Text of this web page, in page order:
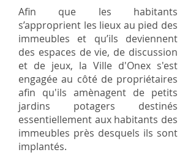
Afin que les habitants
s’approprient les lieux au pied des
immeubles et qu’ils deviennent
des espaces de vie, de discussion
et de jeux, la Ville d'Onex s'est
engagée au côté de propriétaires
afin qu'ils amènagent de petits
jardins potagers destinés
essentiellement aux habitants des
immeubles près desquels ils sont
implantés.